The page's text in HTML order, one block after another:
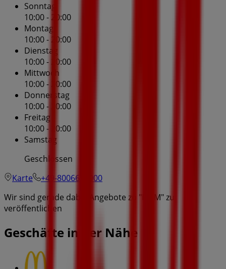
Sonntag
10:00 - 20:00
Montag
10:00 - 20:00
Dienstag
10:00 - 20:00
Mittwoch
10:00 - 20:00
Donnerstag
10:00 - 20:00
Freitag
10:00 - 20:00
Samstag
Geschlossen
Karte
+49-8006655900
Wir sind gerade dabei Angebote zu "H&M" zu
veröffentlichen
Geschäfte in der Nähe